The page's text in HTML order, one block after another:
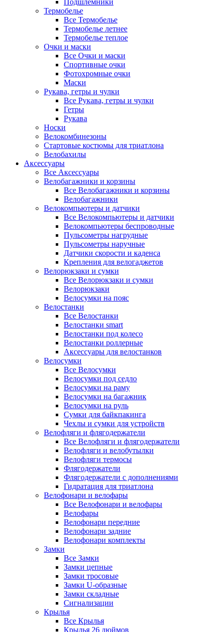
Подшлемники
Термобелье
Все Термобелье
Термобелье летнее
Термобелье теплое
Очки и маски
Все Очки и маски
Спортивные очки
Фотохромные очки
Маски
Рукава, гетры и чулки
Все Рукава, гетры и чулки
Гетры
Рукава
Носки
Велокомбинезоны
Стартовые костюмы для триатлона
Велобахилы
Аксессуары
Все Аксессуары
Велобагажники и корзины
Все Велобагажники и корзины
Велобагажники
Велокомпьютеры и датчики
Все Велокомпьютеры и датчики
Велокомпьютеры беспроводные
Пульсометры нагрудные
Пульсометры наручные
Датчики скорости и каденса
Крепления для велогаджетов
Велорюкзаки и сумки
Все Велорюкзаки и сумки
Велорюкзаки
Велосумки на пояс
Велостанки
Все Велостанки
Велостанки smart
Велостанки под колесо
Велостанки роллерные
Аксессуары для велостанков
Велосумки
Все Велосумки
Велосумки под седло
Велосумки на раму
Велосумки на багажник
Велосумки на руль
Сумки для байкпакинга
Чехлы и сумки для устройств
Велофляги и флягодержатели
Все Велофляги и флягодержатели
Велофляги и велобутылки
Велофляги термосы
Флягодержатели
Флягодержатели с дополнениями
Гидратация для триатлона
Велофонари и велофары
Все Велофонари и велофары
Велофары
Велофонари передние
Велофонари задние
Велофонари комплекты
Замки
Все Замки
Замки цепные
Замки тросовые
Замки U-образные
Замки складные
Сигнализации
Крылья
Все Крылья
Крылья 26 дюймов